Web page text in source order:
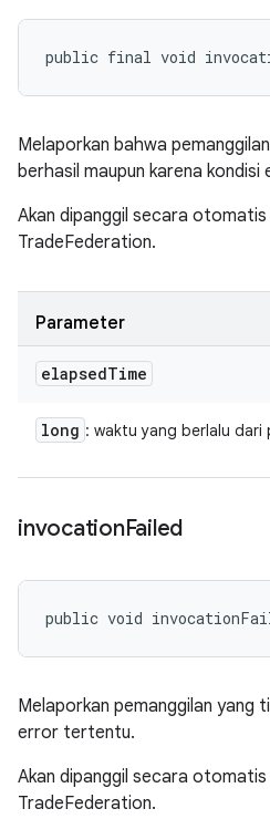
public final void
Melaporkan bahwa
berhasil maupun karena
Akan dipanggil secara
TradeFederation.
Parameter
elapsedTime
long : waktu yang berlalu dari
invocationFailed
public void
Melaporkan pemanggilan yang
error tertentu.
Akan dipanggil secara
TradeFederation.